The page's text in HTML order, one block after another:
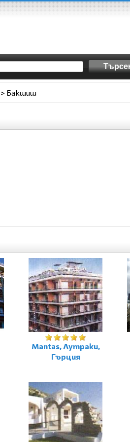
> Бакшиш
Mantas, Лутраки,
Гърция